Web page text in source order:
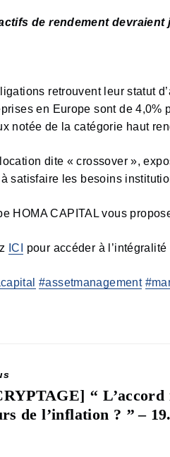
de rendement
retrouvent leur statut
en Europe sont de
notée de la catégorie haut
dite « crossover »,
satisfaire les besoins
HOMA CAPITAL vous
ICI pour accéder à l’intégralité
#assetmanagement
‘‘
de l’inflation ? ’’ –